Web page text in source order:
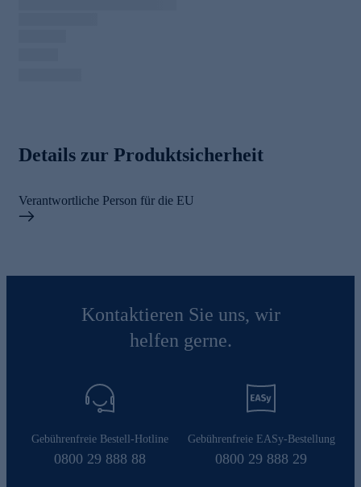
Details zur Produktsicherheit
Verantwortliche Person für die EU
Kontaktieren Sie uns, wir
helfen gerne.
Gebührenfreie Bestell-Hotline
0800 29 888 88
Gebührenfreie EASy-Bestellung
0800 29 888 29